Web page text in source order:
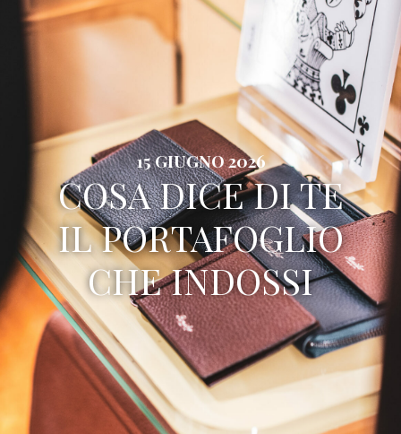
15 GIUGNO 2026
COSA DICE DI TE
IL PORTAFOGLIO
CHE INDOSSI